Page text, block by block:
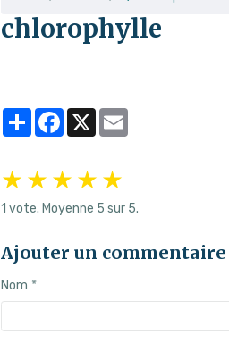
chlorophylle
PartagerFacebook
X
★ ★ ★ ★ ★
1 vote. Moyenne 5 sur 5.
Ajouter un commentaire
Nom